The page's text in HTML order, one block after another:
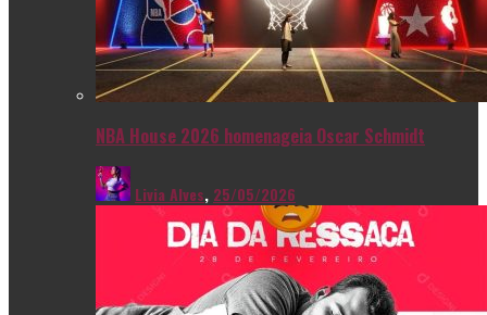
NBA House 2026 homenageia Oscar Schmidt
Livia Alves, 25/05/2026